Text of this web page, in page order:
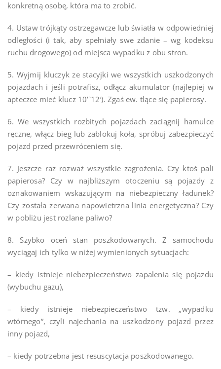
konkretną osobę, która ma to zrobić.
4. Ustaw trójkąty ostrzegawcze lub światła w odpowiedniej
odległości (i tak, aby spełniały swe zdanie – wg kodeksu
ruchu drogowego) od miejsca wypadku z obu stron.
5. Wyjmij kluczyk ze stacyjki we wszystkich uszkodzonych
pojazdach i jeśli potrafisz, odłącz akumulator (najlepiej w
apteczce mieć klucz 10’`12′). Zgaś ew. tlące się papierosy.
6. We wszystkich rozbitych pojazdach zaciągnij hamulce
ręczne, włącz bieg lub zablokuj koła, spróbuj zabezpieczyć
pojazd przed przewróceniem się.
7. Jeszcze raz rozważ wszystkie zagrożenia. Czy ktoś pali
papierosa? Czy w najbliższym otoczeniu są pojazdy z
oznakowaniem wskazującym na niebezpieczny ładunek?
Czy została zerwana napowietrzna linia energetyczna? Czy
w pobliżu jest rozlane paliwo?
8. Szybko oceń stan poszkodowanych. Z samochodu
wyciągaj ich tylko w niżej wymienionych sytuacjach:
– kiedy istnieje niebezpieczeństwo zapalenia się pojazdu
(wybuchu gazu),
– kiedy istnieje niebezpieczeństwo tzw. „wypadku
wtórnego”, czyli najechania na uszkodzony pojazd przez
inny pojazd,
– kiedy potrzebna jest resuscytacja poszkodowanego.